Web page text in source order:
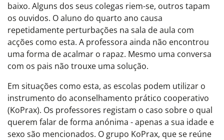
baixo. Alguns dos seus colegas riem-se, outros tapam
os ouvidos. O aluno do quarto ano causa
repetidamente perturbações na sala de aula com
acções como esta. A professora ainda não encontrou
uma forma de acalmar o rapaz. Mesmo uma conversa
com os pais não trouxe uma solução.
Em situações como esta, as escolas podem utilizar o
instrumento do aconselhamento prático cooperativo
(KoPrax). Os professores registam o caso sobre o qual
querem falar de forma anónima - apenas a sua idade e
sexo são mencionados. O grupo KoPrax, que se reúne